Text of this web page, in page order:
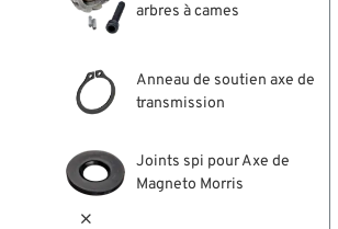
arbres à cames
Anneau de soutien axe de
transmission
Joints spi pour Axe de
Magneto Morris
